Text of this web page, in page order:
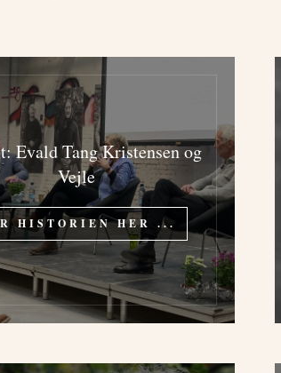
Evald Tang Kristensen og
Vejle
HISTORIEN HER ...